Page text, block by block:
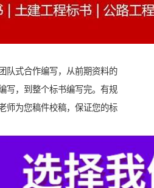
队式合作编写，从前期资料的
写，到整个标书编写完。有规
师为您稿件校稿，保证您的标